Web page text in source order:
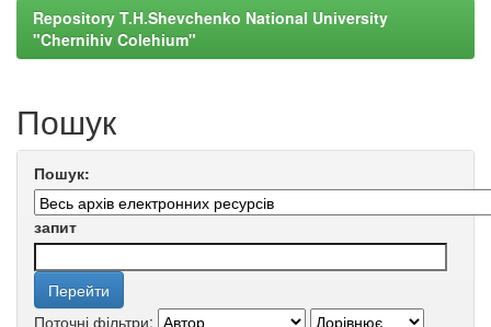
Repository T.H.Shevchenko National University
"Chernihiv Colehium"
Пошук
Пошук:
запит
Поточні фільтри: